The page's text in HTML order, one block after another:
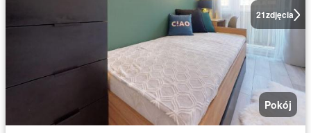
21zdjęcia
Pokój